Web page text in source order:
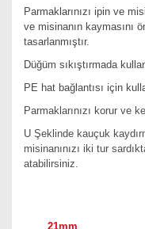
Parmaklarınızı ipin ve
ve misinanın kaymasını
tasarlanmıştır.
Düğüm sıkıştırmada
PE hat bağlantısı için
Parmaklarınızı korur ve
U Şeklinde kauçuk
misinanınızı iki tur
atabilirsiniz.
21mm